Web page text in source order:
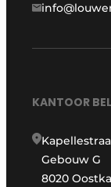
KANTOOR
Gebouw G
8020